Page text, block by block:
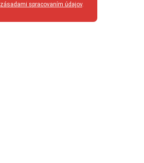
zásadami spracovaním údajov.